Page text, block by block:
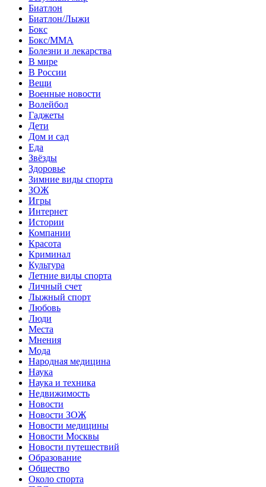
Биатлон
Биатлон/Лыжи
Бокс
Бокс/MMA
Болезни и лекарства
В мире
В России
Вещи
Военные новости
Волейбол
Гаджеты
Дети
Дом и сад
Еда
Звёзды
Здоровье
Зимние виды спорта
ЗОЖ
Игры
Интернет
Истории
Компании
Красота
Криминал
Культура
Летние виды спорта
Личный счет
Лыжный спорт
Любовь
Люди
Места
Мнения
Мода
Народная медицина
Наука
Наука и техника
Недвижимость
Новости
Новости ЗОЖ
Новости медицины
Новости Москвы
Новости путешествий
Образование
Общество
Около спорта